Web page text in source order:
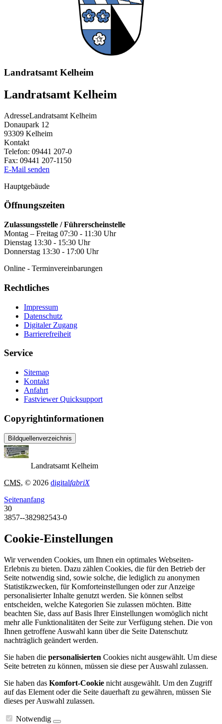
Landratsamt Kelheim
Landratsamt Kelheim
AdresseLandratsamt Kelheim
Donaupark 12
93309 Kelheim
Kontakt
Telefon: 09441 207-0
Fax: 09441 207-1150
E-Mail senden
Hauptgebäude
Öffnungszeiten
Zulassungsstelle / Führerscheinstelle
Montag – Freitag 07:30 - 11:30 Uhr
Dienstag 13:30 - 15:30 Uhr
Donnerstag 13:30 - 17:00 Uhr
Online - Terminvereinbarungen
Rechtliches
Impressum
Datenschutz
Digitaler Zugang
Barrierefreiheit
Service
Sitemap
Kontakt
Anfahrt
Fastviewer Quicksupport
Copyrightinformationen
Bildquellenverzeichnis
Landratsamt Kelheim
CMS, © 2026 digitalfabriX
Seitenanfang
30
3857--382982543-0
Cookie-Einstellungen
Wir verwenden Cookies, um Ihnen ein optimales Webseiten-
Erlebnis zu bieten. Dazu zählen Cookies, die für den Betrieb der
Seite notwendig sind, sowie solche, die lediglich zu anonymen
Statistikzwecken, für Komforteinstellungen oder zur Anzeige
personalisierter Inhalte genutzt werden. Sie können selbst
entscheiden, welche Kategorien Sie zulassen möchten. Bitte
beachten Sie, dass auf Basis Ihrer Einstellungen womöglich nicht
mehr alle Funktionalitäten der Seite zur Verfügung stehen. Die von
Ihnen getroffene Auswahl kann über die Seite Datenschutz
nachträglich geändert werden.
Sie haben die personalisierten Cookies nicht ausgewählt. Um diese
Seite betreten zu können, müssen sie diese per Auswahl zulassen.
Sie haben das Komfort-Cookie nicht ausgewählt. Um den Zugriff
auf das Element oder die Seite dauerhaft zu gewähren, müssen Sie
dieses per Auswahl zulassen.
Notwendig